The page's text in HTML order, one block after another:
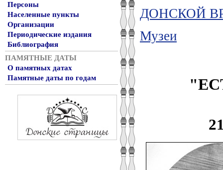
Персоны
Населенные пункты
Организации
Периодические издания
Библиография
ПАМЯТНЫЕ ДАТЫ
О памятных датах
Памятные даты по годам
ДОНСКОЙ
Музеи